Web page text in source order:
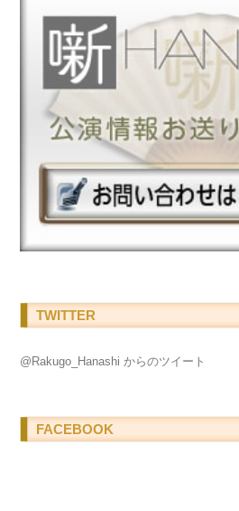
TWITTER
@Rakugo_Hanashi からのツイート
FACEBOOK